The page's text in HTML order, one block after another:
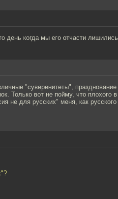
день когда мы его отчасти
"суверенитеты", празднование
Только вот не пойму, что плохого
не для русских" меня, как